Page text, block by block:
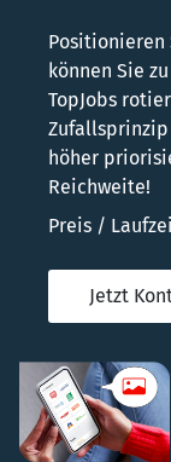
Positionieren
können Sie
TopJobs
Zufallsprinzip
höher
Reichweite!
Preis /
Jetzt